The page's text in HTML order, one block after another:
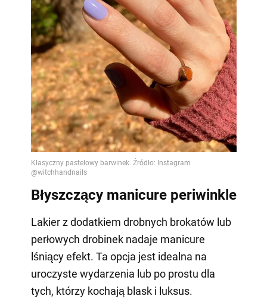
Błyszczący manicure periwinkle
Lakier z dodatkiem drobnych brokatów lub
perłowych drobinek nadaje manicure
lśniący efekt. Ta opcja jest idealna na
uroczyste wydarzenia lub po prostu dla
tych, którzy kochają blask i luksus.